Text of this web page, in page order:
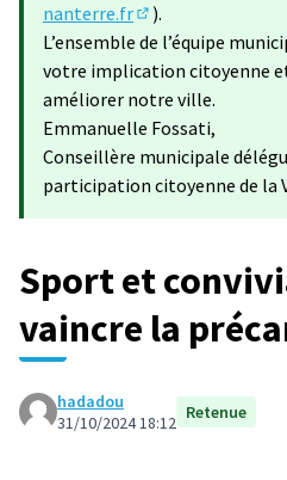
nanterre.fr
(S'ouvre dans un
).
L’ensemble de l’équipe
votre implication citoyenne
améliorer notre ville.
Emmanuelle Fossati,
Conseillère municipale
participation citoyenne de la
Sport et
vaincre la
hadadou
31/10/2024 18:12 Retenue